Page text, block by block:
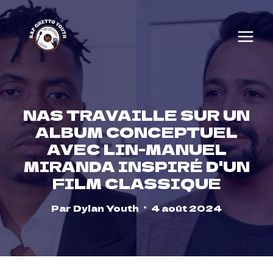
Skip
content
NAS TRAVAILLE SUR UN
ALBUM CONCEPTUEL
AVEC LIN-MANUEL
MIRANDA INSPIRÉ D'UN
FILM CLASSIQUE
Par Dylan Youth 4 août 2024